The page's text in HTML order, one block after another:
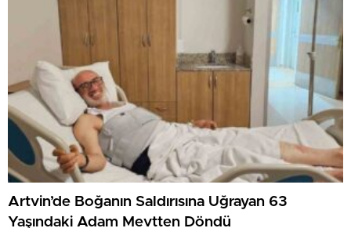
Artvin’de Boğanın Saldırısına Uğrayan 63
Yaşındaki Adam Mevtten Döndü